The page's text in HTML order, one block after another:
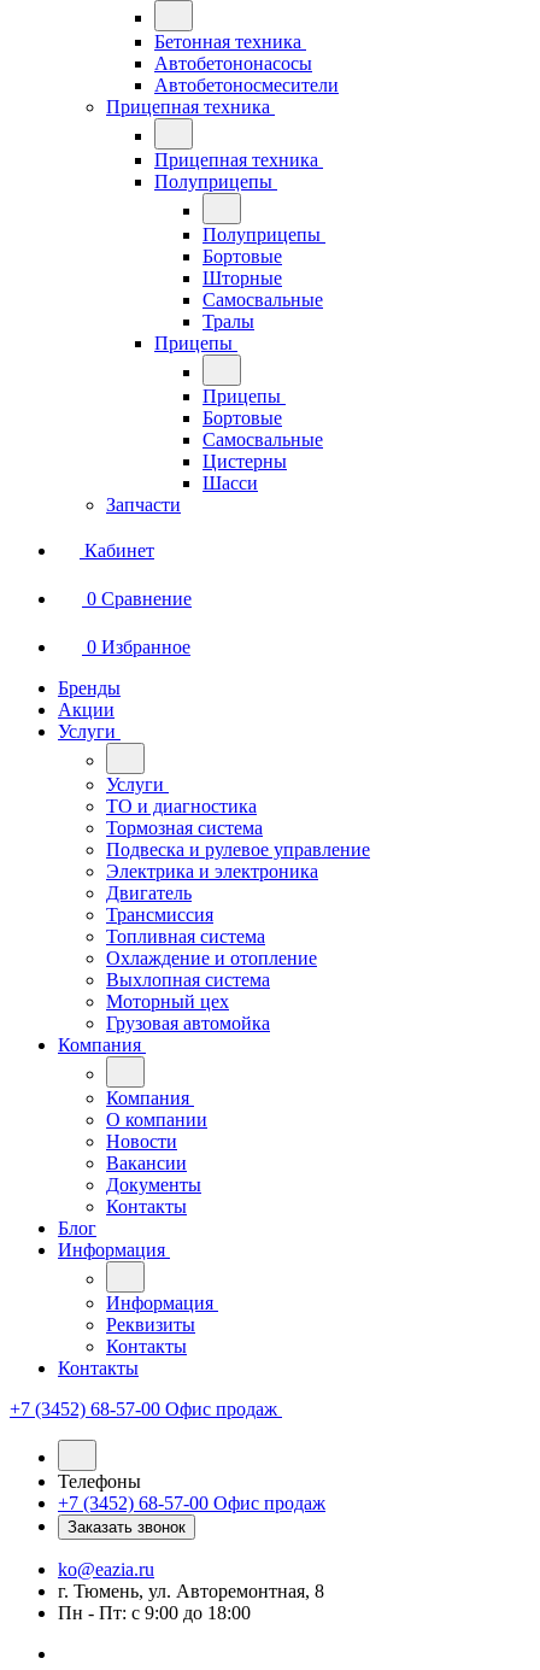
Бетонная техника
Автобетононасосы
Автобетоносмесители
Прицепная техника
Прицепная техника
Полуприцепы
Полуприцепы
Бортовые
Шторные
Самосвальные
Тралы
Прицепы
Прицепы
Бортовые
Самосвальные
Цистерны
Шасси
Запчасти
Кабинет
0 Сравнение
0 Избранное
Бренды
Акции
Услуги
Услуги
ТО и диагностика
Тормозная система
Подвеска и рулевое управление
Электрика и электроника
Двигатель
Трансмиссия
Топливная система
Охлаждение и отопление
Выхлопная система
Моторный цех
Грузовая автомойка
Компания
Компания
О компании
Новости
Вакансии
Документы
Контакты
Блог
Информация
Информация
Реквизиты
Контакты
Контакты
+7 (3452) 68-57-00 Офис продаж
Телефоны
+7 (3452) 68-57-00 Офис продаж
Заказать звонок
ko@eazia.ru
г. Тюмень, ул. Авторемонтная, 8
Пн - Пт: с 9:00 до 18:00